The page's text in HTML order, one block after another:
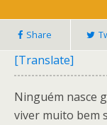
Share
[Translate]
Ninguém nasce
viver muito bem